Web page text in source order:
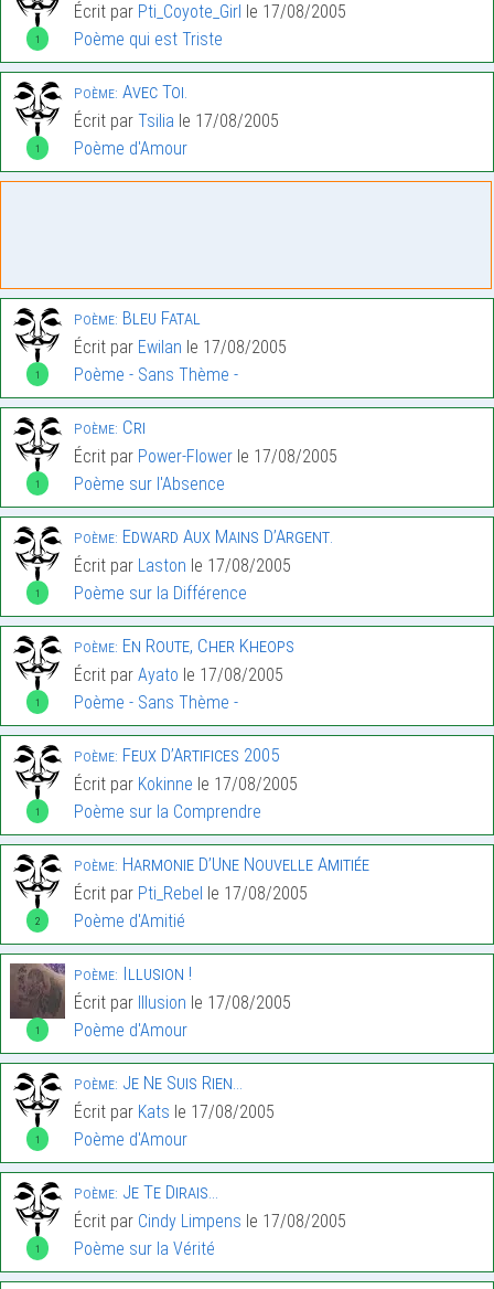
1
Écrit par Pti_Coyote_Girl le 17/08/2005
Poème qui est Triste
1
Poème: Avec Toi.
Écrit par Tsilia le 17/08/2005
Poème d'Amour
1
Poème: Bleu Fatal
Écrit par Ewilan le 17/08/2005
Poème - Sans Thème -
1
Poème: Cri
Écrit par Power-Flower le 17/08/2005
Poème sur l'Absence
1
Poème: Edward Aux Mains D’Argent.
Écrit par Laston le 17/08/2005
Poème sur la Différence
1
Poème: En Route, Cher Kheops
Écrit par Ayato le 17/08/2005
Poème - Sans Thème -
1
Poème: Feux D’Artifices 2005
Écrit par Kokinne le 17/08/2005
Poème sur la Comprendre
2
Poème: Harmonie D’Une Nouvelle Amitiée
Écrit par Pti_Rebel
le 17/08/2005
Poème d'Amitié
1
Poème: Illusion !
Écrit par Illusion le 17/08/2005
Poème d'Amour
1
Poème: Je Ne Suis Rien…
Écrit par Kats le 17/08/2005
Poème d'Amour
1
Poème: Je Te Dirais…
Écrit par Cindy Limpens le 17/08/2005
Poème sur la Vérité